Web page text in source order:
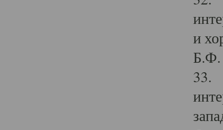
и
Б.Ф.
33.